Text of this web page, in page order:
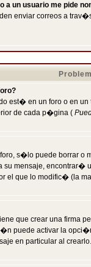
a un usuario me pide
enviar correos a
est� en un foro o en
de cada p�gina (
s�lo puede borrar o
su mensaje, encontrar�
el que lo modific� (la
que crear una firma
puede activar la
en particular al crearlo.